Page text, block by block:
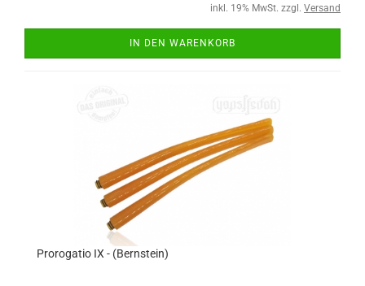
inkl. 19% MwSt. zzgl. Versand
IN DEN WARENKORB
Prorogatio IX - (Bernstein)